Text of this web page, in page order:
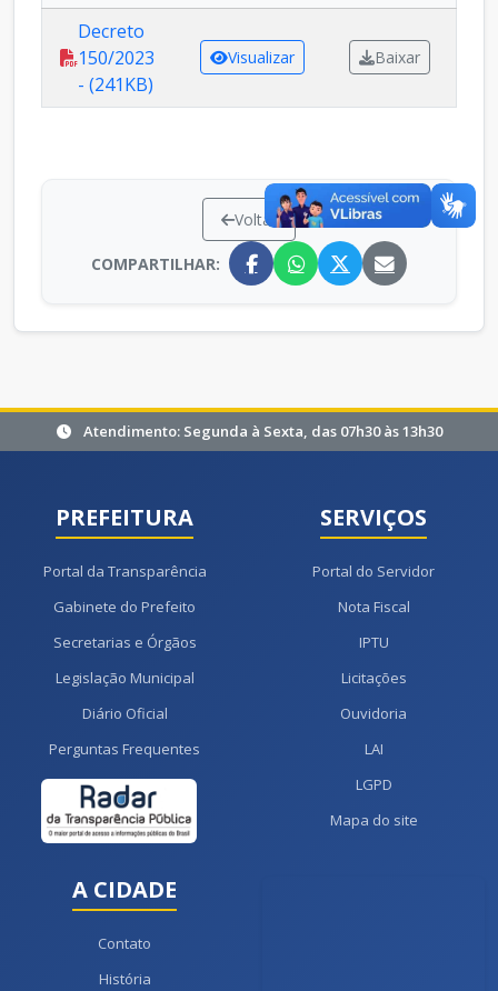
Decreto
150/2023
- (241KB)
Visualizar Baixar
Voltar
COMPARTILHAR:
Atendimento: Segunda à Sexta, das 07h30 às 13h30
PREFEITURA
Portal da Transparência
Gabinete do Prefeito
Secretarias e Órgãos
Legislação Municipal
Diário Oficial
Perguntas Frequentes
SERVIÇOS
Portal do Servidor
Nota Fiscal
IPTU
Licitações
Ouvidoria
LAI
LGPD
Mapa do site
A CIDADE
Contato
História